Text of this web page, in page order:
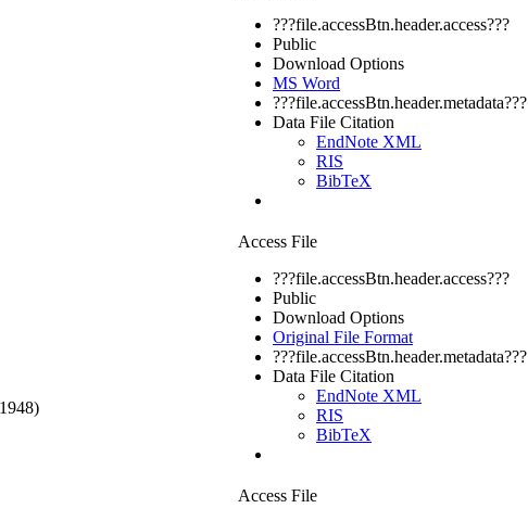
???file.accessBtn.header.access???
Public
Download Options
MS Word
???file.accessBtn.header.metadata???
Data File Citation
EndNote XML
RIS
BibTeX
Access File
???file.accessBtn.header.access???
Public
Download Options
Original File Format
???file.accessBtn.header.metadata???
Data File Citation
EndNote XML
RIS
BibTeX
Access File